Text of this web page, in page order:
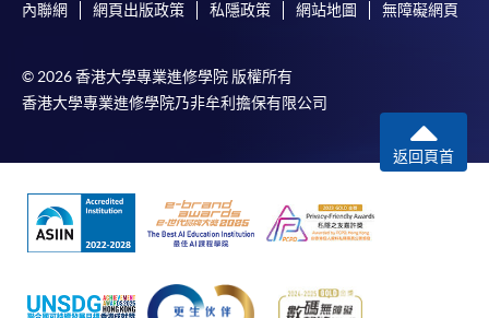
內聯網 網頁出版政策 私隱政策 網站地圖 無障礙網頁
© 2026 香港大學專業進修學院 版權所有
香港大學專業進修學院乃非牟利擔保有限公司
返回頁首